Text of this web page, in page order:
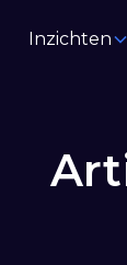
Inzichten